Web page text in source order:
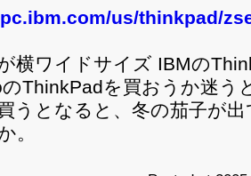
us/thinkpad/
横ワイドサイズ IBMの
ThinkPadを買おうか迷う
うとなると、冬の茄子が
。